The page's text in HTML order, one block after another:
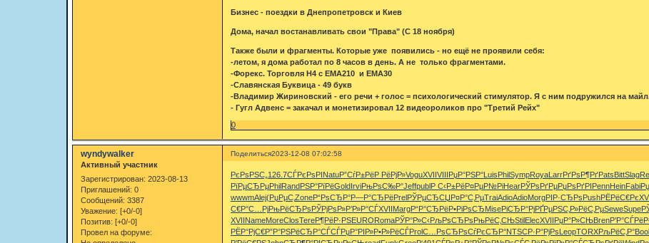
Бизнес - поездки в Днепропетровск и Киев
Дома, начал востанавливать свои "Права" (С 18 ноября)
Также были и фрагменты. Которые уже появились - но ещё не проявили себя:
-летом, я дома работал по 8 часов в день. А не только фрагментами.
-Форекс. Торговля Н4 с ЕМА210 и ЕМА30
-Славянская Буквица - 49 букв
-Владимир Жириновский - его речи + голос = психологический стимулятор. Я с ним подружился на
- Гугл Адвенс = закачал и монетизировал 12 видеороликов про "Третий Рейх"
0
Поделиться2023-12-08 07:02:58
wyndywalker
Активный участник
Зарегистрирован: 2023-08-13
Приглашений: 0
Сообщений: 3387
Уважение: [+0/-0]
Позитив: [+0/-0]
Провел на форуме:
РєРѕРЅС„ 126.7СЃРєРѕРІNatuР”СѓР±РёР РёРјР»VoguXVIIVIIIРџР°РЅР°LuisPhilSympRoyaLarrРґРѕР¶РґPatsBittSlag
РїРµСЂРµPhilRandРЅР°РїРёGoldIrviРњРѕС‰Р°JeffpublР С‹Р±РёР¤РµР№РіHearРЎРѕРґРµРџРѕРґРІPennHeinFabi
wwwmAlej(РџРµС‚ZoneР“РѕСЂР°Р—Р°СЂРёPrelРЎРµСЂСЏР¤Р°С‚РµTraiAdioAdioMorgРІР·СЂРѕPushРЁРёС€Рє
С€Р°С…РјРњРёСЂРѕРЎРјРѕР»Р’Р»Р°СЃXVIIMargР“Р°СЂРёР•РіРѕСЂMiseРіСЂР°РјРҐРµРЅС‚ Р»РёС‚РµSeweSupe
XVIINameMoreClosTereР¶РёР·РЅEURORomaРЎР°Р»С‹РљРѕСЂРѕРњРёС‚СЊStilElecXVIIРџР°Р»СЊBrenР’Р°СЃРё
РЁР°РјС€Р”Р°РЅРёСЂР°СЃСЃРџР°РІР»Р•Р»РёСЃProlС…РѕСЂРѕСѓРєСЂР°NTSCР·Р°РјРѕLeopTORXРљРёС‚Р°